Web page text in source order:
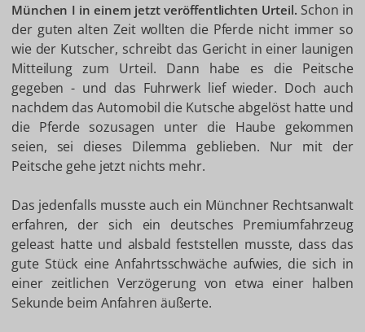
München I in einem jetzt veröffentlichten Urteil. Schon in
der guten alten Zeit wollten die Pferde nicht immer so
wie der Kutscher, schreibt das Gericht in einer launigen
Mitteilung zum Urteil. Dann habe es die Peitsche
gegeben - und das Fuhrwerk lief wieder. Doch auch
nachdem das Automobil die Kutsche abgelöst hatte und
die Pferde sozusagen unter die Haube gekommen
seien, sei dieses Dilemma geblieben. Nur mit der
Peitsche gehe jetzt nichts mehr.
Das jedenfalls musste auch ein Münchner Rechtsanwalt
erfahren, der sich ein deutsches Premiumfahrzeug
geleast hatte und alsbald feststellen musste, dass das
gute Stück eine Anfahrtsschwäche aufwies, die sich in
einer zeitlichen Verzögerung von etwa einer halben
Sekunde beim Anfahren äußerte.